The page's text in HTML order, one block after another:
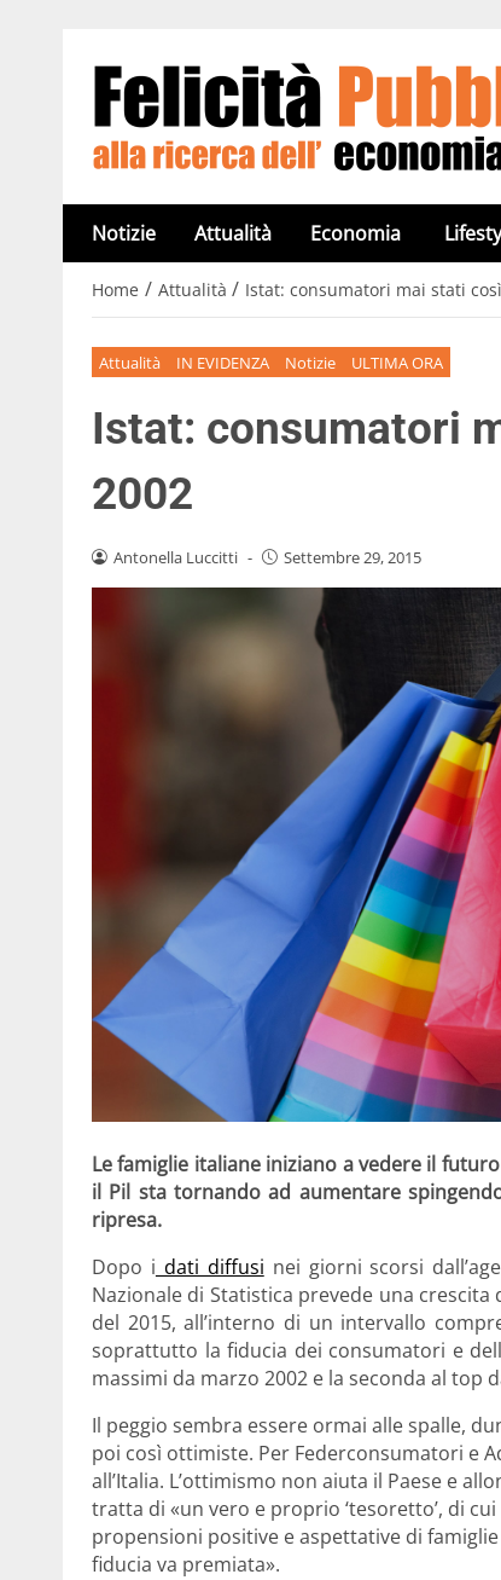
Notizie Attualità Economia
Home / Attualità / Istat: consumatori mai stati
Attualità IN EVIDENZA Notizie ULTIMA ORA
Istat: consumatori
2002
Antonella Luccitti - Settembre 29, 2015
Le famiglie italiane iniziano a vedere il
il Pil sta tornando ad aumentare
ripresa.
Dopo i dati diffusi nei giorni scorsi
Nazionale di Statistica prevede una
del 2015, all’interno di un intervallo
soprattutto la fiducia dei consumatori e
massimi da marzo 2002 e la seconda al top
Il peggio sembra essere ormai alle spalle,
poi così ottimiste. Per Federconsumatori e
all’Italia. L’ottimismo non aiuta il Paese e
tratta di «un vero e proprio ‘tesoretto’, di
propensioni positive e aspettative di famiglie
fiducia va premiata».